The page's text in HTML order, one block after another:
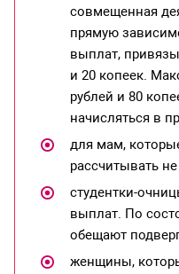
совмещенная
прямую
выплат,
и 20 копеек.
рублей и 80
начисляться в
для мам,
рассчитывать
студентки-
выплат. По
обещают
женщины,